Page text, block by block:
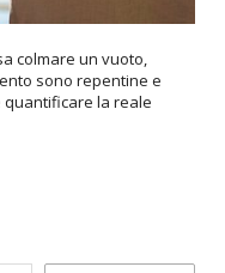
colmare un vuoto,
sono repentine e
quantificare la reale